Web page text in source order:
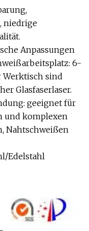
niedrige
Anpassungen
6-
Werktisch sind
Glasfaserlaser.
geeignet für
und komplexen
Nahtschweißen
Edelstahl